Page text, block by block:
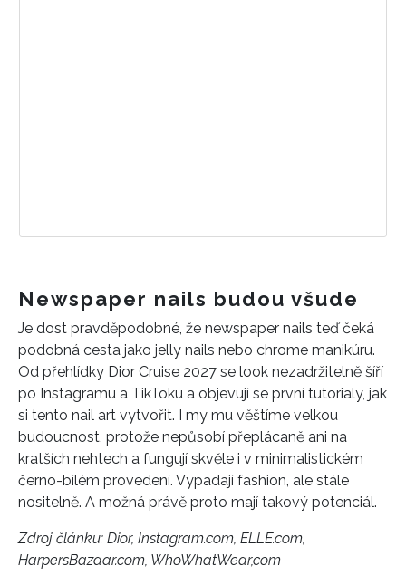
Newspaper nails budou všude
Je dost pravděpodobné, že newspaper nails teď čeká
podobná cesta jako jelly nails nebo chrome manikúru.
Od přehlídky Dior Cruise 2027 se look nezadržitelně šíří
po Instagramu a TikToku a objevují se první tutorialy, jak
si tento nail art vytvořit. I my mu věštíme velkou
budoucnost, protože nepůsobí přeplácaně ani na
kratších nehtech a fungují skvěle i v minimalistickém
černo-bílém provedení. Vypadají fashion, ale stále
nositelně. A možná právě proto mají takový potenciál.
Zdroj článku: Dior, Instagram.com, ELLE.com,
HarpersBazaar.com, WhoWhatWear,com